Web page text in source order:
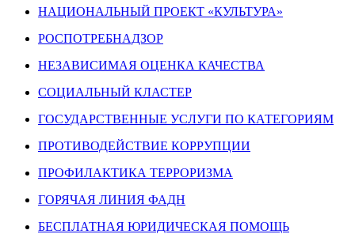
НАЦИОНАЛЬНЫЙ ПРОЕКТ «КУЛЬТУРА»
РОСПОТРЕБНАДЗОР
НЕЗАВИСИМАЯ ОЦЕНКА КАЧЕСТВА
СОЦИАЛЬНЫЙ КЛАСТЕР
ГОСУДАРСТВЕННЫЕ УСЛУГИ ПО КАТЕГОРИЯМ
ПРОТИВОДЕЙСТВИЕ КОРРУПЦИИ
ПРОФИЛАКТИКА ТЕРРОРИЗМА
ГОРЯЧАЯ ЛИНИЯ ФАДН
БЕСПЛАТНАЯ ЮРИДИЧЕСКАЯ ПОМОЩЬ